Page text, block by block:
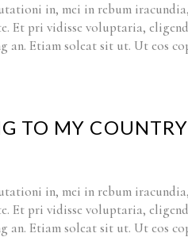
in, mei in rebum
Et pri vidisse voluptaria,
an. Etiam soleat sit ut. Ut eos
TO MY
in, mei in rebum
Et pri vidisse voluptaria,
an. Etiam soleat sit ut. Ut eos